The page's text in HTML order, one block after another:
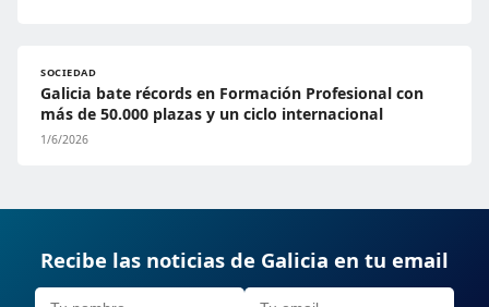
SOCIEDAD
Galicia bate récords en Formación Profesional con
más de 50.000 plazas y un ciclo internacional
1/6/2026
Recibe las noticias de Galicia en tu email